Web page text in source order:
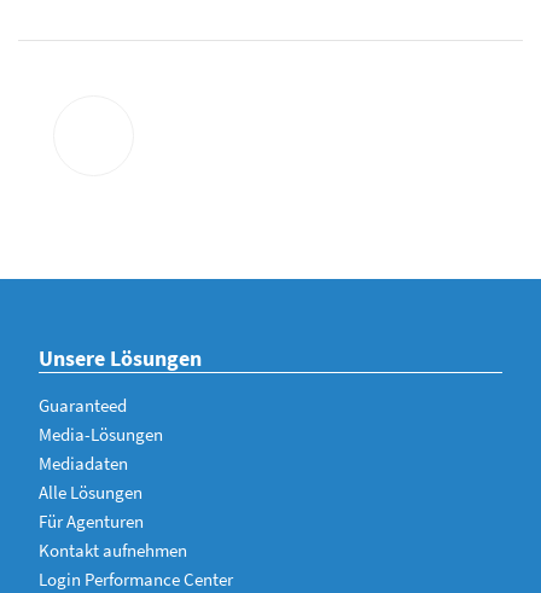
Unsere Lösungen
Guaranteed
Media-Lösungen
Mediadaten
Alle Lösungen
Für Agenturen
Kontakt aufnehmen
Login Performance Center